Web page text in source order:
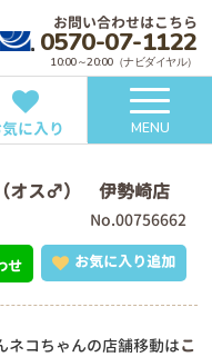
お問い合わせはこちら
0570-07-1122
10:00～20:00（ナビダイヤル）
に入り MENU
オス♂） 伊勢崎店
No.00756662
お気に入り追加
せ
ネコちゃんの店舗移動はこ